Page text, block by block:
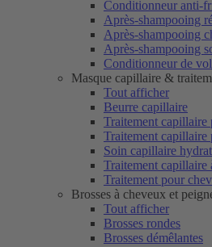
Conditionneur anti-
Après-shampooing
Après-shampooing
Après-shampooing
Conditionneur de
Masque capillaire &
Tout afficher
Beurre capillaire
Traitement capillaire
Traitement capillaire
Soin capillaire
Traitement capillaire
Traitement pour
Brosses à cheveux et
Tout afficher
Brosses rondes
Brosses démêlantes